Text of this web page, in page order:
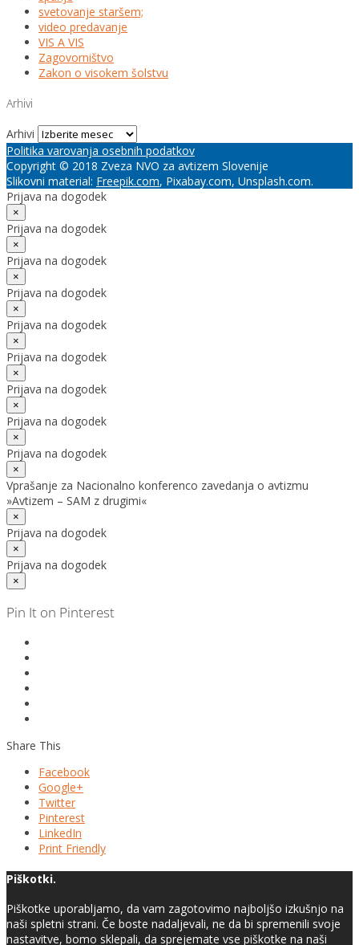
svetovanje staršem;
video predavanje
VIS A VIS
Zagovorništvo
Zakon o visokem šolstvu
Arhivi
Arhivi
Politika varovanja osebnih podatkov
Copyright © 2018 Zveza NVO za avtizem Slovenije
Slikovni material: Freepik.com, Pixabay.com, Unsplash.com.
Prijava na dogodek
×
Prijava na dogodek
×
Prijava na dogodek
×
Prijava na dogodek
×
Prijava na dogodek
×
Prijava na dogodek
×
Prijava na dogodek
×
Prijava na dogodek
×
Prijava na dogodek
×
Vprašanje za Nacionalno konferenco zavedanja o avtizmu
»Avtizem – SAM z drugimi«
×
Prijava na dogodek
×
Prijava na dogodek
×
Pin It on Pinterest
Share This
Facebook
Google+
Twitter
Pinterest
LinkedIn
Print Friendly
Piškotki.
Piškotke uporabljamo, da vam zagotovimo najboljšo izkušnjo na
naši spletni strani. Če boste nadaljevali, ne da bi spremenili svoje
nastavitve, bomo sklepali, da sprejemate vse piškotke na naši